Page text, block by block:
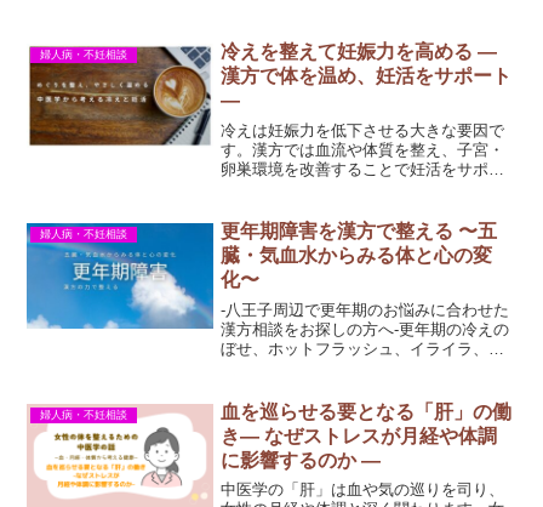
婦人病・不妊相談
冷えを整えて妊娠力を高める —
漢方で体を温め、妊活をサポート
—
冷えは妊娠力を低下させる大きな要因で
す。漢方では血流や体質を整え、子宮・
卵巣環境を改善することで妊活をサポー
婦人病・不妊相談
更年期障害を漢方で整える 〜五
臓・気血水からみる体と心の変
化〜
-八王子周辺で更年期のお悩みに合わせた
漢方相談をお探しの方へ-更年期の冷えの
ぼせ、ホットフラッシュ、イライラ、不
表的な処方を紹介します。
婦人病・不妊相談
血を巡らせる要となる「肝」の働
き― なぜストレスが月経や体調
に影響するのか ―
中医学の「肝」は血や気の巡りを司り、